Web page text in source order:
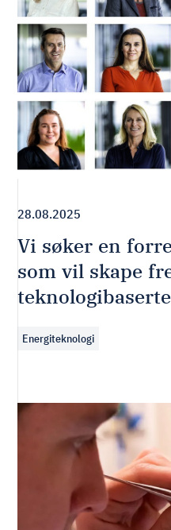
28.08.2025
Vi søker en
som vil skape
Energiteknologi